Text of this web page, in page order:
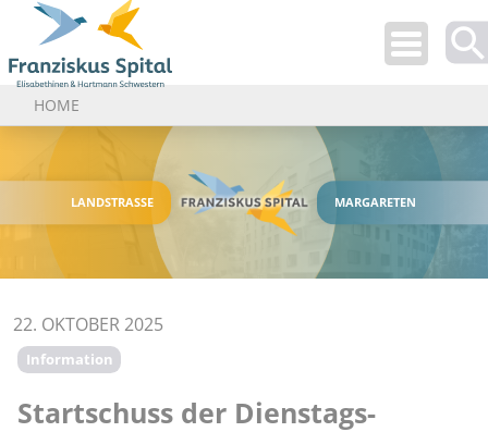
and
HOME
LANDSTRASSE MARGARETEN
22. OKTOBER 2025
Information
Startschuss der Dienstags-